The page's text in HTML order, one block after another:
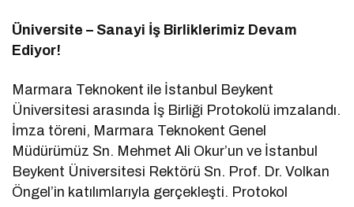
Üniversite – Sanayi İş Birliklerimiz Devam
Ediyor!
Marmara Teknokent ile İstanbul Beykent
Üniversitesi arasında İş Birliği Protokolü imzalandı.
İmza töreni, Marmara Teknokent Genel
Müdürümüz Sn. Mehmet Ali Okur’un ve İstanbul
Beykent Üniversitesi Rektörü Sn. Prof. Dr. Volkan
Öngel’in katılımlarıyla gerçekleşti. Protokol